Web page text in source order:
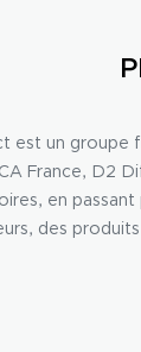
est un
France, D2
en
des